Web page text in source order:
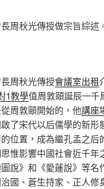
周秋光傳授做宗旨綜述
周秋光傳授會議室出租
1教學值周敦頤誕辰一千
周敦頤開始的，他講座
了宋代以后儒學的新形
位置，成為繼孔孟之后
惟影響中國社會近千年
說》和《愛蓮說》等名
國、蒼生持家、正人修